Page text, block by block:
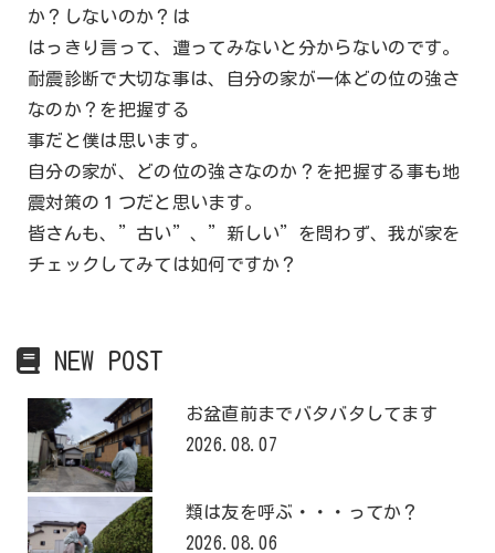
か？しないのか？は
はっきり言って、遭ってみないと分からないのです。
耐震診断で大切な事は、自分の家が一体どの位の強さ
なのか？を把握する
事だと僕は思います。
自分の家が、どの位の強さなのか？を把握する事も地
震対策の１つだと思います。
皆さんも、”古い”、”新しい”を問わず、我が家を
チェックしてみては如何ですか？
NEW POST
お盆直前までバタバタしてます
2026.08.07
類は友を呼ぶ・・・ってか？
2026.08.06